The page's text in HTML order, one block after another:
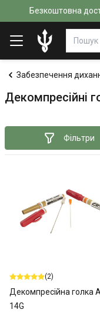
Безкоштовна
Забезпечення
Декомпресійні
Фільтри
(2)
Декомпресійна голка
14G